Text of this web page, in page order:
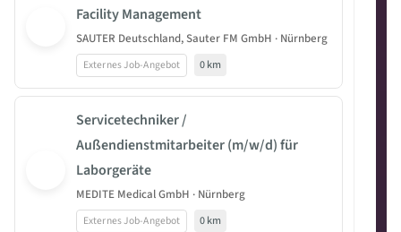
Facility Management
SAUTER Deutschland, Sauter FM GmbH · Nürnberg
Externes Job-Angebot 0 km
Servicetechniker /
Außendienstmitarbeiter (m/w/d) für
Laborgeräte
MEDITE Medical GmbH · Nürnberg
Externes Job-Angebot 0 km